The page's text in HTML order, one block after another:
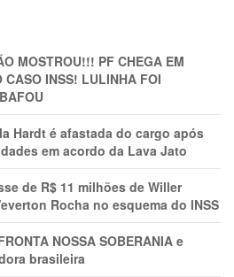
MOSTROU!!! PF CHEGA EM
INSS! LULINHA FOI
Hardt é afastada do cargo após
em acordo da Lava Jato
de R$ 11 milhões de Willer
Rocha no esquema do INSS
NOSSA SOBERANIA e
brasileira